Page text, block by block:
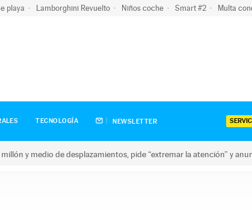
playa Lamborghini Revuelto Niños coche Smart #2 Multa
TECNOLOGÍA NEWSLETTER
y medio de desplazamientos, pide “extremar la atención” y